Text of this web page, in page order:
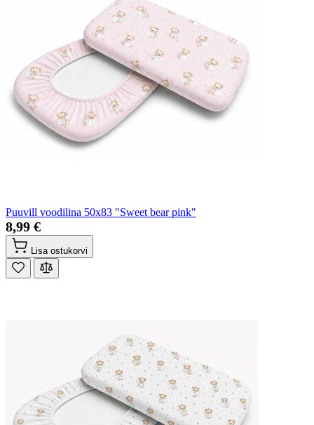
Puuvill voodilina 50x83 "Sweet bear pink"
8,99 €
Lisa ostukorvi